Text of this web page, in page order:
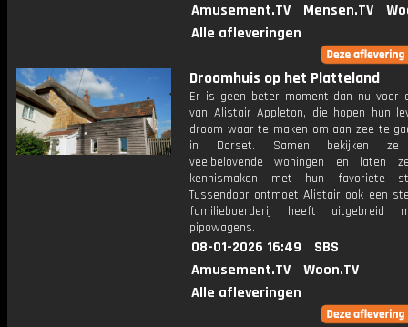
Amusement.TV
Mensen.TV
Alle afleveringen
Droomhuis op het Platteland
Er is geen beter moment dan nu voor
van Alistair Appleton, die hopen hun
droom waar te maken om aan zee te
in Dorset. Samen bekijken ze
veelbelovende woningen en laten
kennismaken met hun favoriete
Tussendoor ontmoet Alistair ook een
familieboerderij heeft uitgebreid
pipowagens.
08-01-2026 16:49
SBS
Amusement.TV
Woon.TV
Alle afleveringen